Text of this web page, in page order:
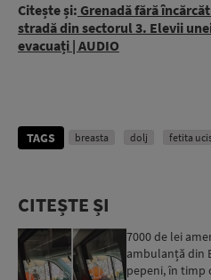
Citește și: Grenadă fără
stradă din sectorul 3. Elevii
evacuați | AUDIO
TAGS breasta dolj fetita
CITEȘTE ȘI
7000 de lei
ambulanță din
pepeni, în timp